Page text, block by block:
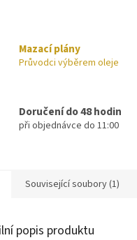
Mazací plány
Průvodci výběrem oleje
Doručení do 48 hodin
při objednávce do 11:00
Související soubory (1)
popis produktu